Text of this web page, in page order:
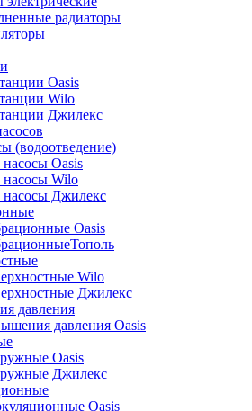
радиаторы
Oasis
Wilo
Джилекс
(водоотведение)
Oasis
Wilo
Джилекс
Oasis
Wilo
Джилекс
давления
давления Oasis
Oasis
Джилекс
Oasis